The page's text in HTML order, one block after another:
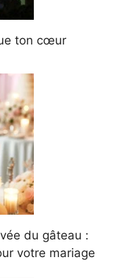
ton cœur
du gâteau :
votre mariage